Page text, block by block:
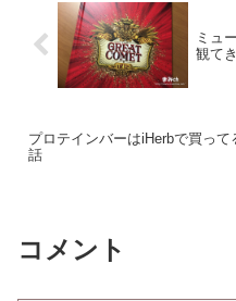
ミュ
観て
プロテインバーはiHerbで買って
話
コメント